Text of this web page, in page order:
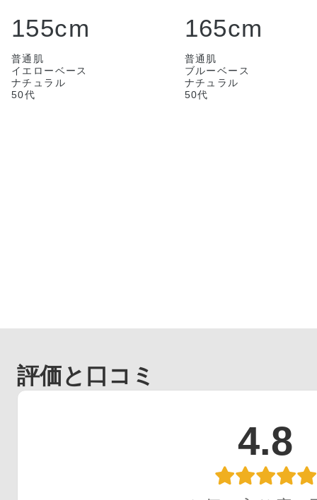
レース店コラボのバッグもレー
スがきれいで軽いので、荷物が
す。
155cm
普通肌
イエローベース
ナチュラル
50代
りは余裕があり、体型を
せん。もう少し丈が長い
しれません。
165cm
普通肌
ブルーベース
ナチュラル
50代
評価と口コミ
4.8